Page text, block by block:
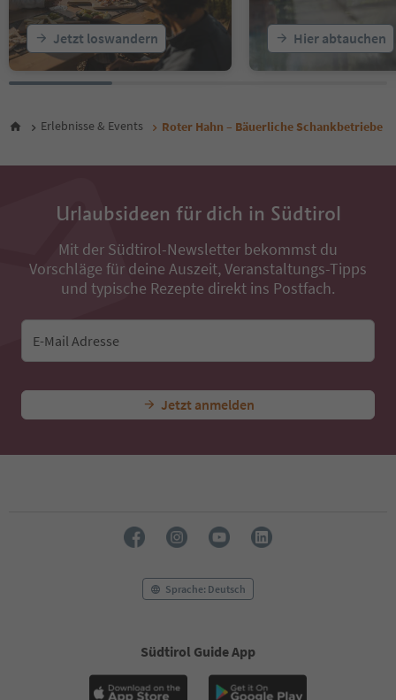
Jetzt loswandern Hier abtauchen
Erlebnisse & Events Roter Hahn – Bäuerliche Schankbetriebe
Urlaubsideen für dich in Südtirol
Mit der Südtirol-Newsletter bekommst du
Vorschläge für deine Auszeit, Veranstaltungs-Tipps
und typische Rezepte direkt ins Postfach.
E-Mail Adresse
Jetzt anmelden
Sprache: Deutsch
Südtirol Guide App